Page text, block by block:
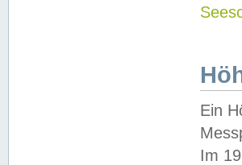
Ein
Im